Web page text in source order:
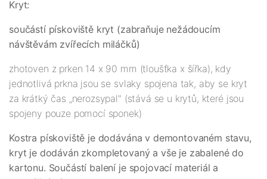
Kryt:
součástí pískoviště kryt (zabraňuje nežádoucím
návštěvám zvířecích miláčků)
zhotoven z prken 14 x 90 mm (tloušťka x šířka), kdy
jednotlivá prkna jsou se svlaky spojena tak, aby se kryt
za krátký čas „nerozsypal" (stává se u krytů, které jsou
spojeny pouze pomocí sponek)
Kostra pískoviště je dodávána v demontovaném stavu,
kryt je dodáván zkompletovaný a vše je zabalené do
kartonu. Součástí balení je spojovací materiál a